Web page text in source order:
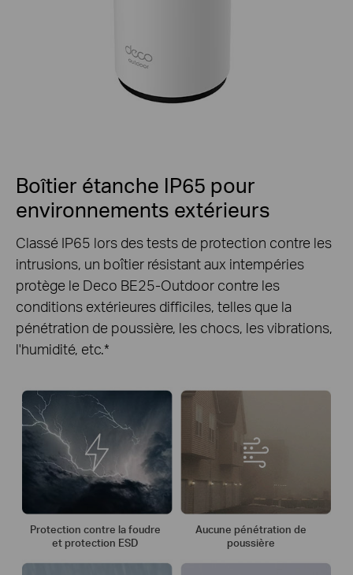
Boîtier étanche IP65 pour
environnements extérieurs
Classé IP65 lors des tests de protection contre les
intrusions, un boîtier résistant aux intempéries
protège le Deco BE25-Outdoor contre les
conditions extérieures difficiles, telles que la
pénétration de poussière, les chocs, les vibrations,
l'humidité, etc.*
Protection contre la foudre
et protection ESD
Aucune pénétration de
poussière